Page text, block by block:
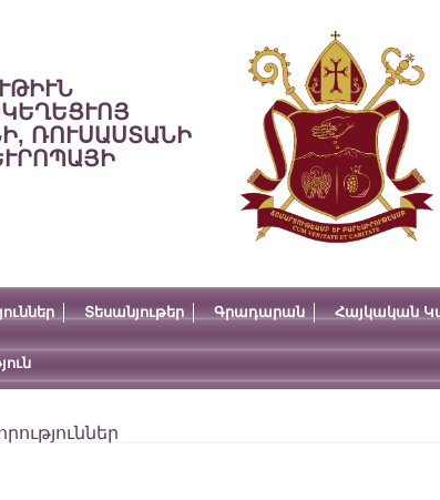
ՌՈՒՍԱՍՏԱՆԻ
Տեսանյութեր Գրադարան Հայկական